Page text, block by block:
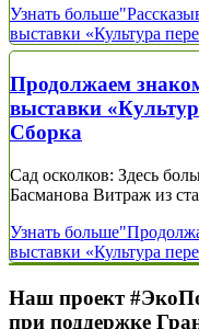
Узнать больше
выставки «Культура
Продолжаем
выставки
Сборка
Сад осколков: Здесь
Басманова Витраж из
Узнать больше
выставки «Культура
Наш проект
при поддержке